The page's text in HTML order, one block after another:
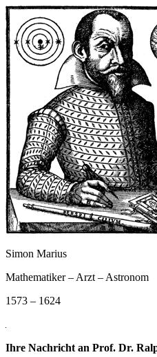
Simon Marius
Mathematiker – Arzt – Astronom
1573 – 1624
Ihre Nachricht an Prof. Dr.